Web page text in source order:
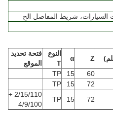
السيارات، شريط المفاصل الخ
Z
α
النوع
T
فتحة تحديد
الموقع
60
15
TP
72
15
TP
72
15
TP
2/15/110 +
4/9/100